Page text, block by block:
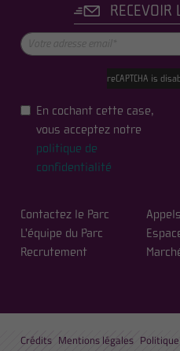
RECEVOIR
reCAPTCHA is
En cochant cette case,
vous acceptez notre
politique de
confidentialité
Contactez le Parc
L'équipe du Parc
Recrutement
Crédits Mentions légales